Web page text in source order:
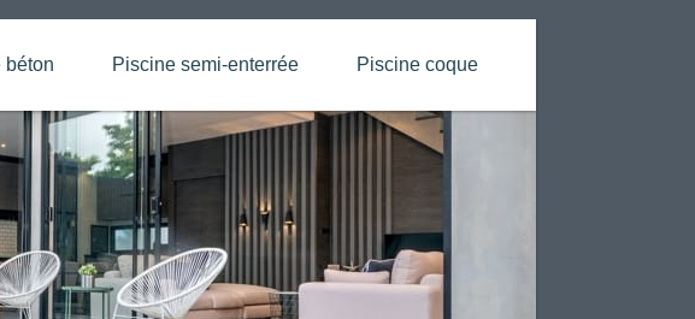
béton Piscine semi-enterrée Piscine coque